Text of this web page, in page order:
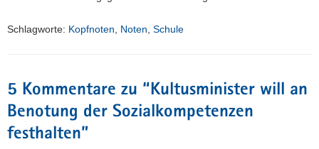
Schlagworte: Kopfnoten, Noten, Schule
5 Kommentare zu “Kultusminister will an
Benotung der Sozialkompetenzen
festhalten”